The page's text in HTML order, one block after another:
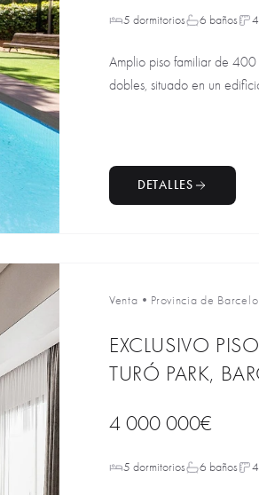
5 dormitorios 6 baños
Amplio piso familiar de 400
dobles, situado en un
DETALLES
Venta • Provincia de
EXCLUSIVO
TURÓ PARK,
4 000 000€
5 dormitorios 6 baños